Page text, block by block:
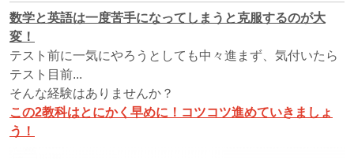
数学と英語は一度苦手になってしまうと克服するのが大
変！
テスト前に一気にやろうとしても中々進まず、気付いたら
テスト目前...
そんな経験はありませんか？
この2教科はとにかく早めに！コツコツ進めていきましょ
う！